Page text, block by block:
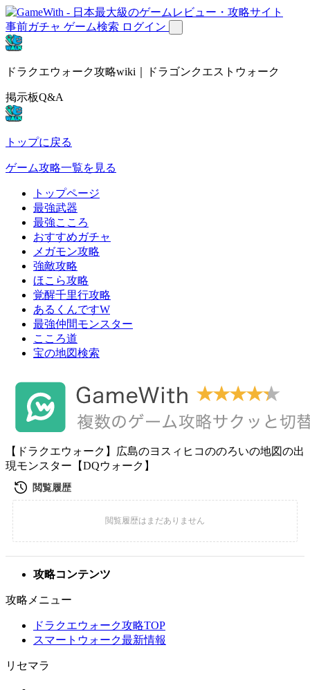
事前ガチャ ゲーム検索 ログイン
ドラクエウォーク攻略wiki｜ドラゴンクエストウォーク
掲示板Q&A
トップに戻る
ゲーム攻略一覧を見る
トップページ
最強武器
最強こころ
おすすめガチャ
メガモン攻略
強敵攻略
ほこら攻略
覚醒千里行攻略
あるくんですW
最強仲間モンスター
こころ道
宝の地図検索
【ドラクエウォーク】広島のヨスィヒコののろいの地図の出
現モンスター【DQウォーク】
攻略コンテンツ
攻略メニュー
ドラクエウォーク攻略TOP
スマートウォーク最新情報
リセマラ